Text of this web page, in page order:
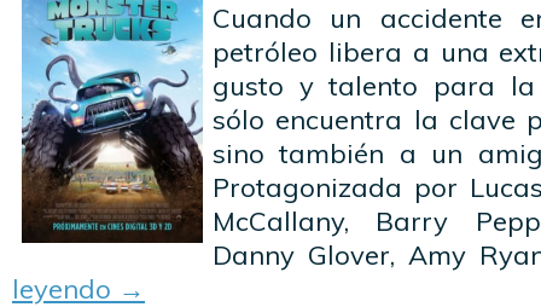
Cuando un accidente
petróleo libera a una
gusto y talento para
sólo encuentra la clave
sino también a un
Protagonizada por
McCallany, Barry
Danny Glover, Amy
leyendo →